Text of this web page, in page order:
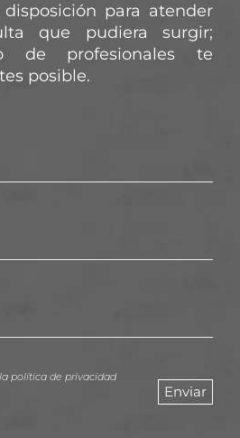
para atender
que pudiera surgir;
de profesionales te
posible.
política de privacidad